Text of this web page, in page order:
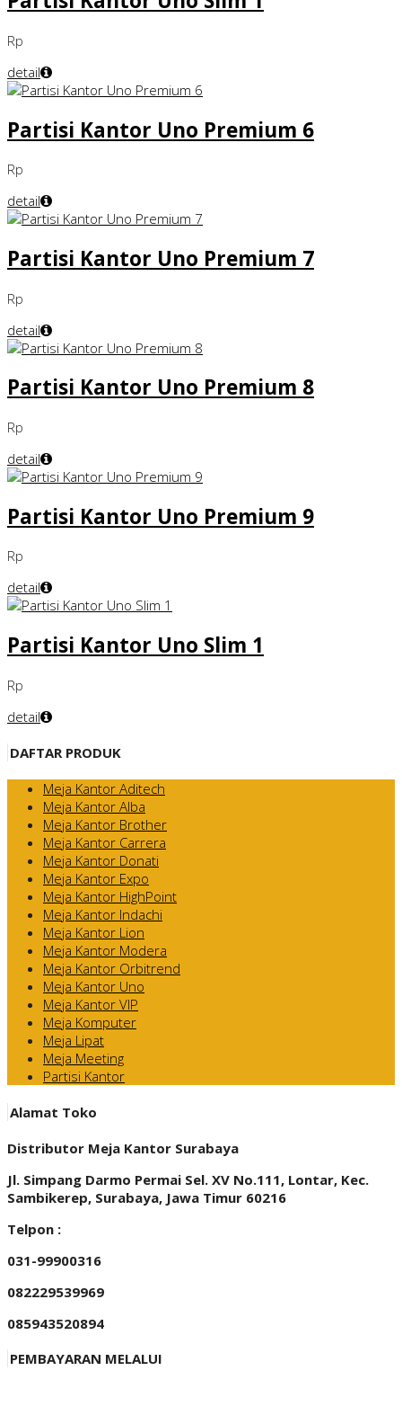
Rp
detail
Partisi Kantor Uno Premium 6
Rp
detail
Partisi Kantor Uno Premium 7
Rp
detail
Partisi Kantor Uno Premium 8
Rp
detail
Partisi Kantor Uno Premium 9
Rp
detail
Partisi Kantor Uno Slim 1
Rp
detail
DAFTAR PRODUK
Meja Kantor Aditech
Meja Kantor Alba
Meja Kantor Brother
Meja Kantor Carrera
Meja Kantor Donati
Meja Kantor Expo
Meja Kantor HighPoint
Meja Kantor Indachi
Meja Kantor Lion
Meja Kantor Modera
Meja Kantor Orbitrend
Meja Kantor Uno
Meja Kantor VIP
Meja Komputer
Meja Lipat
Meja Meeting
Partisi Kantor
Alamat Toko
Distributor Meja Kantor Surabaya
Jl. Simpang Darmo Permai Sel. XV No.111, Lontar, Kec.
Sambikerep, Surabaya, Jawa Timur 60216
Telpon :
031-99900316
082229539969
085943520894
PEMBAYARAN MELALUI